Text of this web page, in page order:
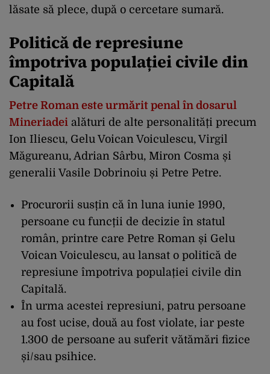
lăsate să plece, după o cercetare sumară.
Politică de represiune
împotriva populației civile din
Capitală
Petre Roman este urmărit penal în dosarul
Mineriadei alături de alte personalități precum
Ion Iliescu, Gelu Voican Voiculescu, Virgil
Măgureanu, Adrian Sârbu, Miron Cosma și
generalii Vasile Dobrinoiu și Petre Petre.
Procurorii susțin că în luna iunie 1990,
persoane cu funcții de decizie în statul
român, printre care Petre Roman și Gelu
Voican Voiculescu, au lansat o politică de
represiune împotriva populației civile din
Capitală.
În urma acestei represiuni, patru persoane
au fost ucise, două au fost violate, iar peste
1.300 de persoane au suferit vătămări fizice
și/sau psihice.